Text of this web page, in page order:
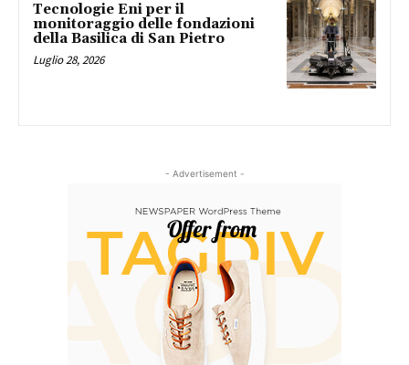
Tecnologie Eni per il
monitoraggio delle fondazioni
della Basilica di San Pietro
Luglio 28, 2026
- Advertisement -